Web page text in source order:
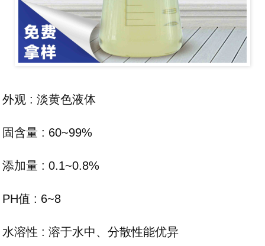
外观 : 淡黄色液体
固含量 : 60~99%
添加量 : 0.1~0.8%
PH值 : 6~8
水溶性 : 溶于水中、分散性能优异